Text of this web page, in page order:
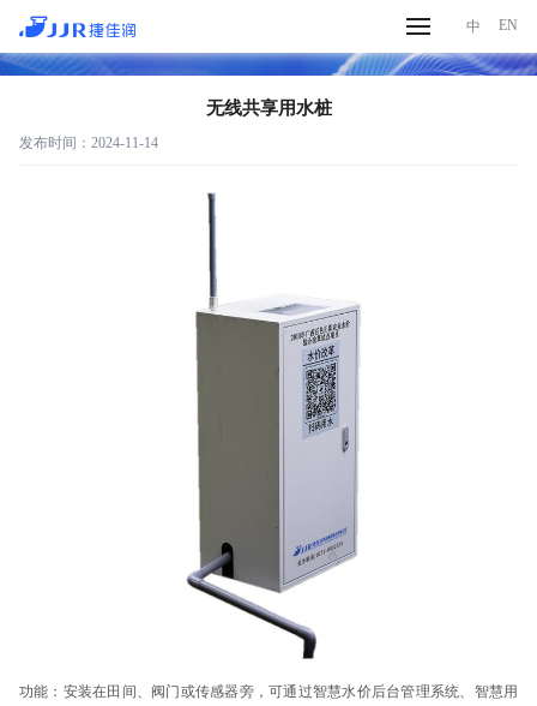
JJR捷佳润 中 EN
无线共享用水桩
发布时间：2024-11-14
功能：安装在田间、阀门或传感器旁，可通过智慧水价后台管理系统、智慧用